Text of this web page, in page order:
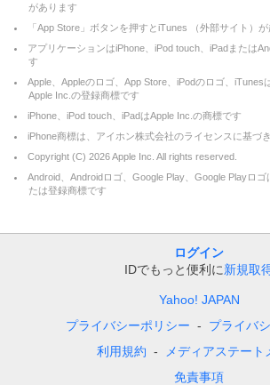
があります
「App Store」ボタンを押すとiTunes （外部サイト）
アプリケーションはiPhone、iPod touch、iPadまたは
す
Apple、Appleのロゴ、App Store、iPodのロゴ、iTunes
Apple Inc.の登録商標です
iPhone、iPod touch、iPadはApple Inc.の商標です
iPhone商標は、アイホン株式会社のライセンスに基づ
Copyright (C) 2026Apple Inc. All rights reserved.
Android、Androidロゴ、Google Play、Google Playロゴ
たは登録商標です
ログイン
IDでもっと便利に新規取
Yahoo! JAPAN
プライバシーポリシー
プライバ
利用規約
メディアステート
免責事項